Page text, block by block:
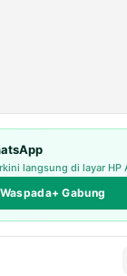
langsung di layar HP
Waspada+ Gabung